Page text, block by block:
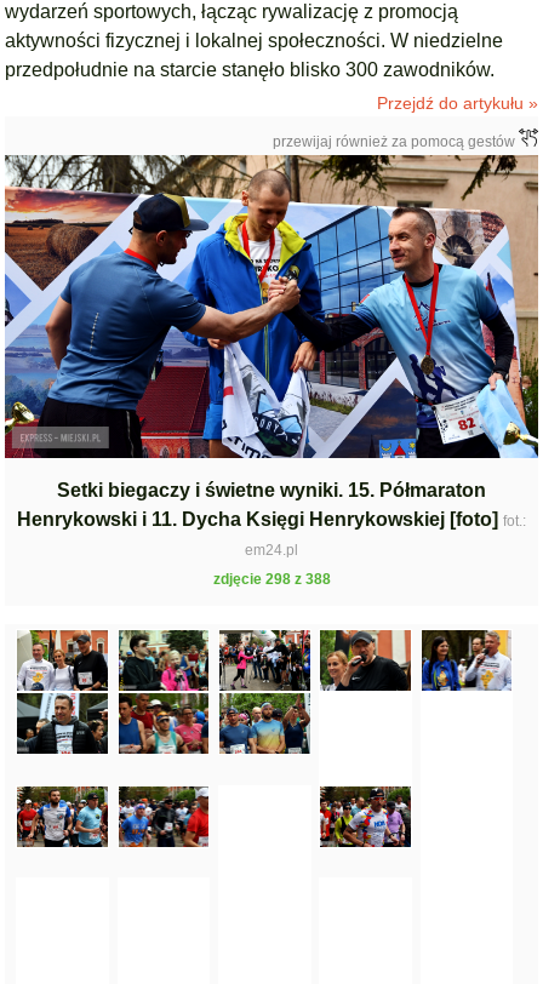
wydarzeń sportowych, łącząc rywalizację z promocją
aktywności fizycznej i lokalnej społeczności. W niedzielne
przedpołudnie na starcie stanęło blisko 300 zawodników.
Przejdź do artykułu »
przewijaj również za pomocą gestów
Setki biegaczy i świetne wyniki. 15. Półmaraton
Henrykowski i 11. Dycha Księgi Henrykowskiej [foto] fot.:
em24.pl
zdjęcie 298 z 388